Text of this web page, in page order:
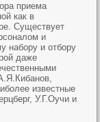
приема
как в
Существует
и
набору и отбору
даже
известные
У.Г.Оучи и